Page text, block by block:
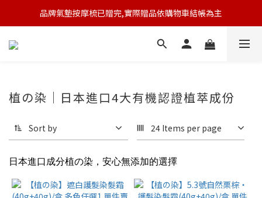
🆕 新會員註冊開卡送9折券 💰
品牌氣墊按摩梳已贈完,實際贈品依購物車結帳為主
🆕 新會員註冊開卡送9折券 💰
植の染｜日本進口4大有機認證植萃成份
Sort by 24 Items per page
日本進口成分植の染，安心無添加的選擇